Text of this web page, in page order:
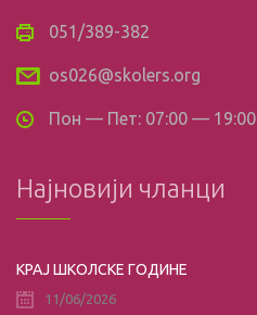
051/389-382
os026@skolers.org
Пон — Пет: 07:00 — 19:00
Најновији чланци
КРАЈ ШКОЛСКЕ ГОДИНЕ
11/06/2026